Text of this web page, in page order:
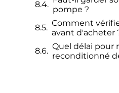
pompe ?
Comment
avant d'acheter
Quel délai pour
reconditionné